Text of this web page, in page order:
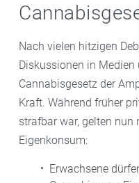
Nach vielen hitzigen
Diskussionen in
Cannabisgesetz der
Kraft. Während früher
strafbar war, gelten nun
Eigenkonsum:
Erwachsene